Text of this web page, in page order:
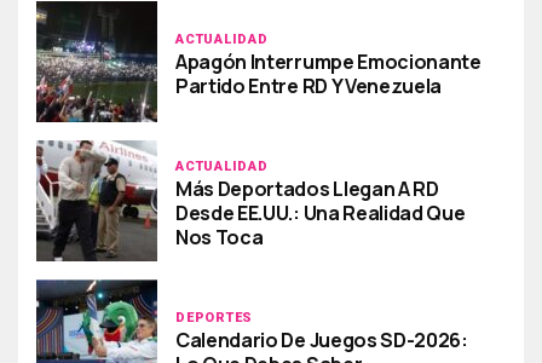
ACTUALIDAD
Apagón Interrumpe Emocionante
Partido Entre RD Y Venezuela
ACTUALIDAD
Más Deportados Llegan A RD
Desde EE.UU.: Una Realidad Que
Nos Toca
DEPORTES
Calendario De Juegos SD-2026: